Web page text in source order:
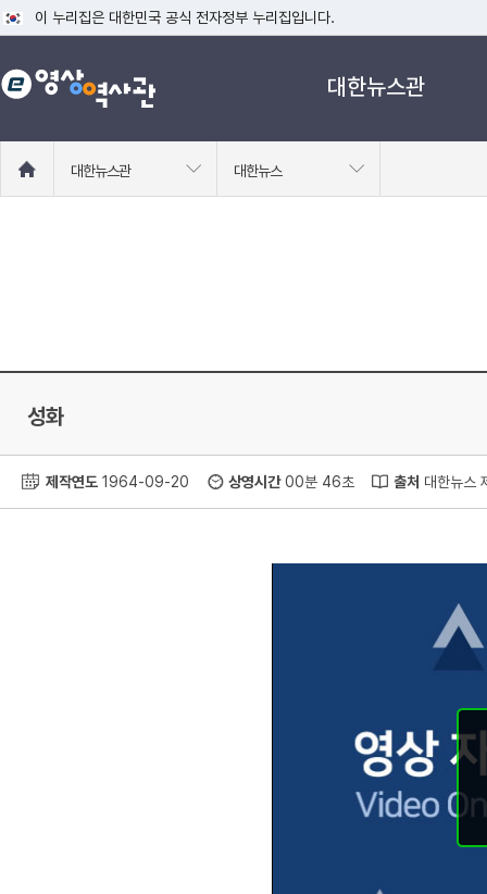
이 누리집은 대한민국 공식 전자정부 누리집입니다.
공식 누리집 주소 확인하기
go.kr 주소를 사용하는 누리집은 대한민국 정부기관이 관리하는 누리집입니
대한뉴스관
로
대한뉴스관 대한뉴스
성화
제작연도 1964-09-20 상영시간00분 46초 출처 대한뉴스